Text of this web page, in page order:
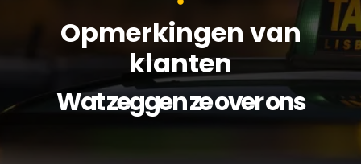
Opmerkingen van
klanten
Wat zeggen ze over ons